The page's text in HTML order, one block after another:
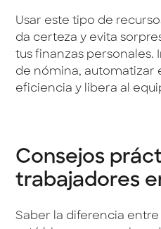
Usar este tipo de
da certeza y evita
tus finanzas personales.
de nómina, automatizar
eficiencia y libera al
Consejos
trabajadores
Saber la diferencia